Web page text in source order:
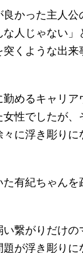
良かった主人公
な人じゃない
くような出来
めるキャリア
性でしたが、
に浮き彫りに
た有紀ちゃんを
い繋がりだけ
が浮き彫りに